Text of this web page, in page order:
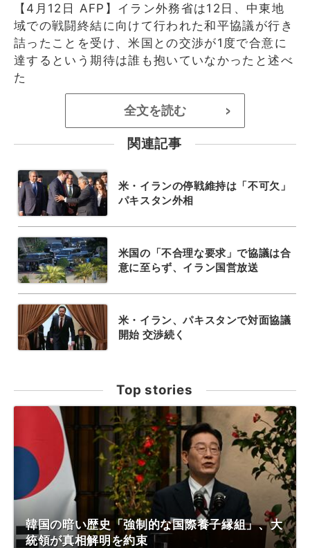
【4月12日 AFP】イラン外務省は12日、中東地
域での戦闘終結に向けて行われた和平協議が行き
詰ったことを受け、米国との交渉が1度で合意に
達するという期待は誰も抱いていなかったと述べ
た
全文を読む >
関連記事
米・イランの停戦維持は「不可欠」
パキスタン外相
米国の「不合理な要求」で協議は合
意に至らず、イラン国営放送
米・イラン、パキスタンで対面協議
開始 交渉続く
Top stories
韓国の暗い歴史「強制的な国際養子縁組」、大
統領が真相解明を約束